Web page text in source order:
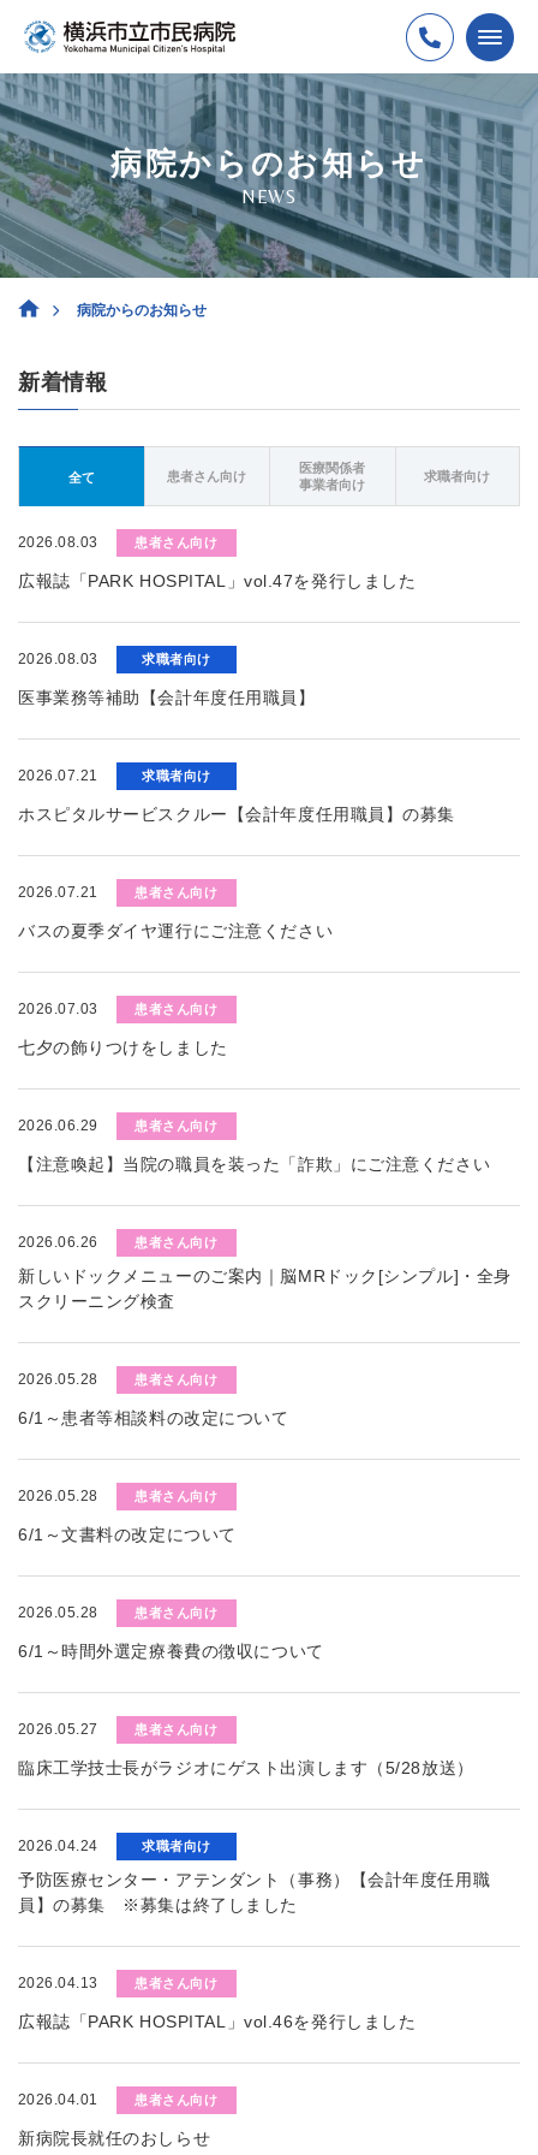
病院からのお知らせ
NEWS
病院からのお知らせ
新着情報
全て 患者さん向け
医療関係者
事業者向け
求職者向け
2026.08.03 患者さん向け
広報誌「PARK HOSPITAL」vol.47を発行しました
2026.08.03 求職者向け
医事業務等補助【会計年度任用職員】
2026.07.21 求職者向け
ホスピタルサービスクルー【会計年度任用職員】の募集
2026.07.21 患者さん向け
バスの夏季ダイヤ運行にご注意ください
2026.07.03 患者さん向け
七夕の飾りつけをしました
2026.06.29 患者さん向け
【注意喚起】当院の職員を装った「詐欺」にご注意ください
2026.06.26 患者さん向け
新しいドックメニューのご案内｜脳MRドック[シンプル]・全身
スクリーニング検査
2026.05.28 患者さん向け
6/1～患者等相談料の改定について
2026.05.28 患者さん向け
6/1～文書料の改定について
2026.05.28 患者さん向け
6/1～時間外選定療養費の徴収について
2026.05.27 患者さん向け
臨床工学技士長がラジオにゲスト出演します（5/28放送）
2026.04.24 求職者向け
予防医療センター・アテンダント（事務）【会計年度任用職
員】の募集 ※募集は終了しました
2026.04.13 患者さん向け
広報誌「PARK HOSPITAL」vol.46を発行しました
2026.04.01 患者さん向け
新病院長就任のおしらせ